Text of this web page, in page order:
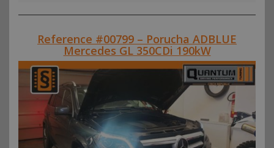
Reference #00799 – Porucha ADBLUE
Mercedes GL 350CDi 190kW